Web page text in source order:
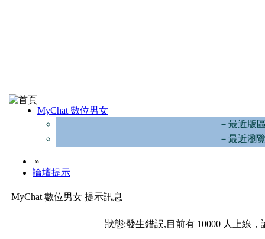
MyChat 數位男女
－最近版
－最近瀏
»
論壇提示
MyChat 數位男女 提示訊息
狀態:發生錯誤,目前有 10000 人上線